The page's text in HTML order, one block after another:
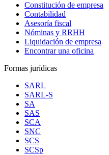
Constitución de empresa
Contabilidad
Asesoría fiscal
Nóminas y RRHH
Liquidación de empresa
Encontrar una oficina
Formas jurídicas
SARL
SARL-S
SA
SAS
SCA
SNC
SCS
SCSp